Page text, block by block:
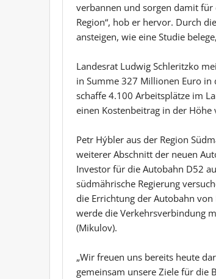
verbannen und sorgen damit
Region“, hob er hervor. Durch
ansteigen, wie eine Studie
Landesrat Ludwig Schleritzko
in Summe 327 Millionen Euro in
schaffe 4.100 Arbeitsplätze im
einen Kostenbeitrag in der
Petr Hýbler aus der Region
weiterer Abschnitt der neuen
Investor für die Autobahn D52
südmährische Regierung
die Errichtung der Autobahn von
werde die Verkehrsverbindung
(Mikulov).
„Wir freuen uns bereits heute
gemeinsam unsere Ziele für die